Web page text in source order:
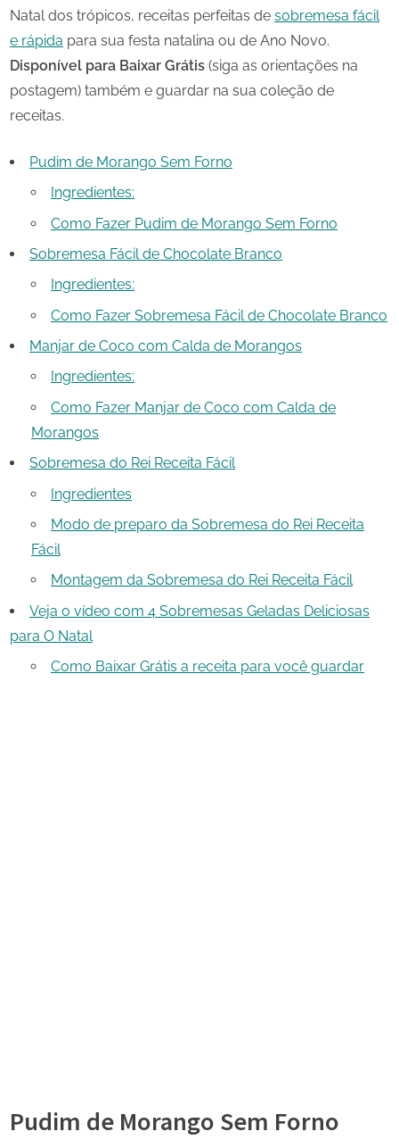
Natal dos trópicos, receitas perfeitas de sobremesa fácil
e rápida para sua festa natalina ou de Ano Novo.
Disponível para Baixar Grátis (siga as orientações na
postagem) também e guardar na sua coleção de
receitas.
Pudim de Morango Sem Forno
Ingredientes:
Como Fazer Pudim de Morango Sem Forno
Sobremesa Fácil de Chocolate Branco
Ingredientes:
Como Fazer Sobremesa Fácil de Chocolate Branco
Manjar de Coco com Calda de Morangos
Ingredientes:
Como Fazer Manjar de Coco com Calda de
Morangos
Sobremesa do Rei Receita Fácil
Ingredientes
Modo de preparo da Sobremesa do Rei Receita
Fácil
Montagem da Sobremesa do Rei Receita Fácil
Veja o vídeo com 4 Sobremesas Geladas Deliciosas
para O Natal
Como Baixar Grátis a receita para você guardar
Pudim de Morango Sem Forno